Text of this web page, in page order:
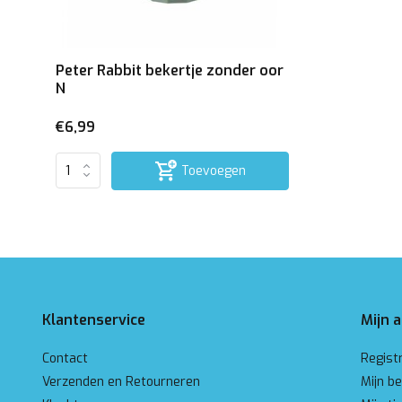
Peter Rabbit bekertje zonder oor
N
€6,99
Toevoegen
Klantenservice
Contact
Verzenden en Retourneren
Mijn
Mijn